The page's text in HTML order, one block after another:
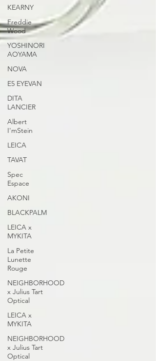
KEARNY
Freddie
Wood
YOSHINORI
AOYAMA
NOVA
E5 EYEVAN
DITA
LANCIER
Albert
I'mStein
LEICA
TAVAT
Spec
Espace
AKONI
BLACKPALM
LEICA x
MYKITA
La Petite
Lunette
Rouge
NEIGHBORHOOD
x Julius Tart
Optical
LEICA x
MYKITA
NEIGHBORHOOD
x Julius Tart
Optical